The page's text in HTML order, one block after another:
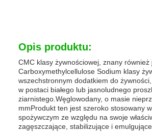
Opis produktu:
CMC klasy żywnościowej, znany również
Carboxymethylcellulose Sodium klasy
wszechstronnym dodatkiem do
w postaci białego lub jasnoludnego
ziarnistego.Węglowodany, o masie
mmProdukt ten jest szeroko stosowany
spożywczym ze względu na swoje
zagęszczające, stabilizujące i emulgujące.